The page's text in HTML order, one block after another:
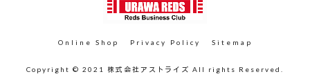
Online Shop Privacy Policy Sitemap
Copyright © 2021 株式会社アストライズ All rights Reserved.